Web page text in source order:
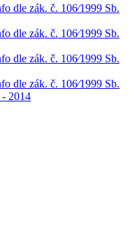
dle zák. č. 106⁄1999 Sb.
dle zák. č. 106⁄1999 Sb.
dle zák. č. 106⁄1999 Sb.
dle zák. č. 106⁄1999 Sb.
2014